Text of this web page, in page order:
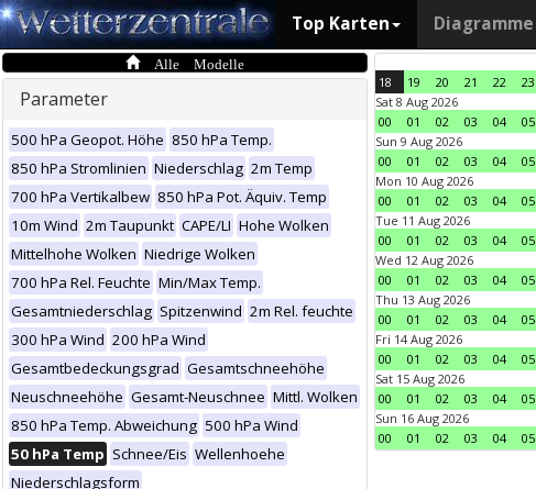
Top Karten Diagramme
Alle Modelle
Parameter
500 hPa Geopot. Höhe 850 hPa Temp.
850 hPa Stromlinien Niederschlag 2m Temp
700 hPa Vertikalbew 850 hPa Pot. Äquiv. Temp
10m Wind 2m Taupunkt CAPE/LI Hohe Wolken
Mittelhohe Wolken Niedrige Wolken
700 hPa Rel. Feuchte Min/Max Temp.
Gesamtniederschlag Spitzenwind 2m Rel. feuchte
300 hPa Wind 200 hPa Wind
Gesamtbedeckungsgrad Gesamtschneehöhe
Neuschneehöhe Gesamt-Neuschnee Mittl. Wolken
850 hPa Temp. Abweichung 500 hPa Wind
50 hPa Temp Schnee/Eis Wellenhoehe
Niederschlagsform
18 19 20 21 22 23
Sat 8 Aug 2026
00
01 02 03 04 05
Sun 9 Aug 2026
00
01 02 03 04 05
Mon 10 Aug 2026
00
01 02 03 04 05
Tue 11 Aug 2026
00
01 02 03 04 05
Wed 12 Aug 2026
00
01 02 03 04 05
Thu 13 Aug 2026
00
01 02 03 04 05
Fri 14 Aug 2026
00
01 02 03 04 05
Sat 15 Aug 2026
00
01 02 03 04 05
Sun 16 Aug 2026
00
01 02 03 04 05